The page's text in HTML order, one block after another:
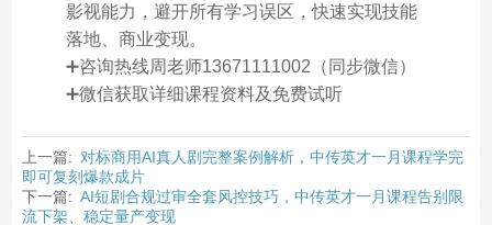
影视能力，避开所有学习误区，快速实现技能
落地、商业变现。
➕咨询热线周老师13671111002（同步微信）
➕微信获取详细课程资料及免费试听
上一篇: 对标商用AI真人剧完整案例解析，中传英才一月课程学完
即可复刻爆款成片
下一篇: AI短剧合规过审全套风控技巧，中传英才一月课程告别限
流下架、稳定量产变现